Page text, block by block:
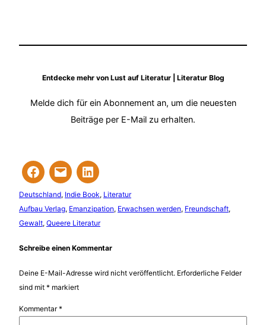
Entdecke mehr von Lust auf Literatur | Literatur Blog
Melde dich für ein Abonnement an, um die neuesten
Beiträge per E-Mail zu erhalten.
Deutschland, Indie Book, Literatur
Aufbau Verlag, Emanzipation, Erwachsen werden, Freundschaft
Gewalt, Queere Literatur
Schreibe einen Kommentar
Deine E-Mail-Adresse wird nicht veröffentlicht. Erforderliche Felder
sind mit * markiert
Kommentar*